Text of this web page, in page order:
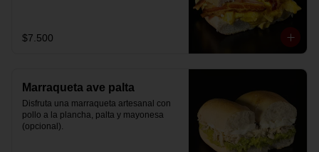
$7.500
Marraqueta ave palta
Disfruta una marraqueta artesanal con
pollo a la plancha, palta y mayonesa
(opcional).